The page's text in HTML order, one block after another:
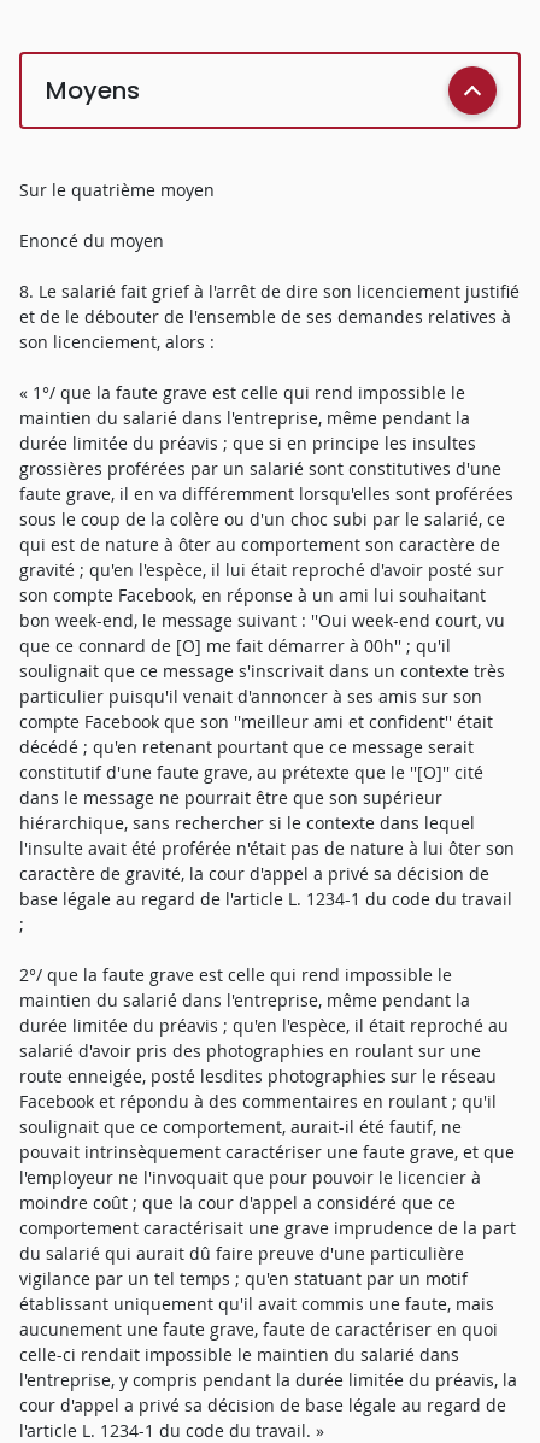
Moyens
Sur le quatrième moyen
Enoncé du moyen
8. Le salarié fait grief à l'arrêt de dire son licenciement justifié
et de le débouter de l'ensemble de ses demandes relatives à
son licenciement, alors :
« 1°/ que la faute grave est celle qui rend impossible le
maintien du salarié dans l'entreprise, même pendant la
durée limitée du préavis ; que si en principe les insultes
grossières proférées par un salarié sont constitutives d'une
faute grave, il en va différemment lorsqu'elles sont proférées
sous le coup de la colère ou d'un choc subi par le salarié, ce
qui est de nature à ôter au comportement son caractère de
gravité ; qu'en l'espèce, il lui était reproché d'avoir posté sur
son compte Facebook, en réponse à un ami lui souhaitant
bon week-end, le message suivant : ''Oui week-end court, vu
que ce connard de [O] me fait démarrer à 00h'' ; qu'il
soulignait que ce message s'inscrivait dans un contexte très
particulier puisqu'il venait d'annoncer à ses amis sur son
compte Facebook que son ''meilleur ami et confident'' était
décédé ; qu'en retenant pourtant que ce message serait
constitutif d'une faute grave, au prétexte que le ''[O]'' cité
dans le message ne pourrait être que son supérieur
hiérarchique, sans rechercher si le contexte dans lequel
l'insulte avait été proférée n'était pas de nature à lui ôter son
caractère de gravité, la cour d'appel a privé sa décision de
base légale au regard de l'article L. 1234-1 du code du travail
;
2°/ que la faute grave est celle qui rend impossible le
maintien du salarié dans l'entreprise, même pendant la
durée limitée du préavis ; qu'en l'espèce, il était reproché au
salarié d'avoir pris des photographies en roulant sur une
route enneigée, posté lesdites photographies sur le réseau
Facebook et répondu à des commentaires en roulant ; qu'il
soulignait que ce comportement, aurait-il été fautif, ne
pouvait intrinsèquement caractériser une faute grave, et que
l'employeur ne l'invoquait que pour pouvoir le licencier à
moindre coût ; que la cour d'appel a considéré que ce
comportement caractérisait une grave imprudence de la part
du salarié qui aurait dû faire preuve d'une particulière
vigilance par un tel temps ; qu'en statuant par un motif
établissant uniquement qu'il avait commis une faute, mais
aucunement une faute grave, faute de caractériser en quoi
celle-ci rendait impossible le maintien du salarié dans
l'entreprise, y compris pendant la durée limitée du préavis, la
cour d'appel a privé sa décision de base légale au regard de
l'article L. 1234-1 du code du travail. »